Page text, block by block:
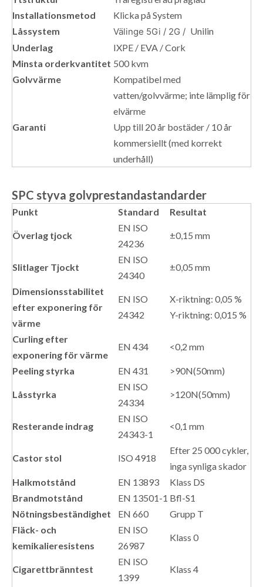
Installationsmetod
Klicka på System
Låssystem
Välinge 5Gi / 2G / Unilin
Underlag
IXPE / EVA / Cork
Minsta orderkvantitet 500 kvm
Golvvärme
Kompatibel med
vatten/golvvärme; inte lämplig för
elvärme
Garanti
Upp till 20 år bostäder / 10 år
kommersiellt (med korrekt
underhåll)
SPC styva golvprestandastandarder
Punkt Standard Resultat
Överlag tjock
EN ISO
24236
±0,15 mm
Slitlager Tjockt
EN ISO
24340
±0,05 mm
Dimensionsstabilitet
efter exponering för
värme
EN ISO
24342
X-riktning: 0,05 %
Y-riktning: 0,015 %
Curling efter
exponering för värme
EN 434 <0,2 mm
Peeling styrka EN 431 >90N(50mm)
Låsstyrka
EN ISO
24334
>120N(50mm)
Resterande indrag
EN ISO
24343-1
<0,1 mm
Castor stol ISO 4918
Efter 25 000 cykler,
inga synliga skador
Halkmotstånd
EN 13893
Klass DS
Brandmotstånd
EN 13501-1 Bfl-S1
Nötningsbeständighet
EN 660
Grupp T
Fläck- och
kemikalieresistens
EN ISO
26987
Klass 0
Cigarettbränntest
EN ISO
1399
Klass 4